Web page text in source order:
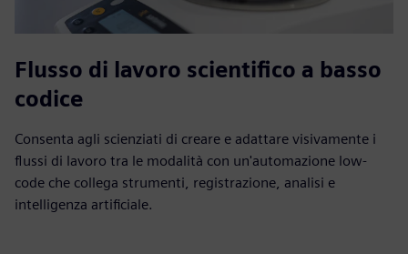
Flusso di lavoro scientifico a basso
codice
Consenta agli scienziati di creare e adattare visivamente i
flussi di lavoro tra le modalità con un'automazione low-
code che collega strumenti, registrazione, analisi e
intelligenza artificiale.